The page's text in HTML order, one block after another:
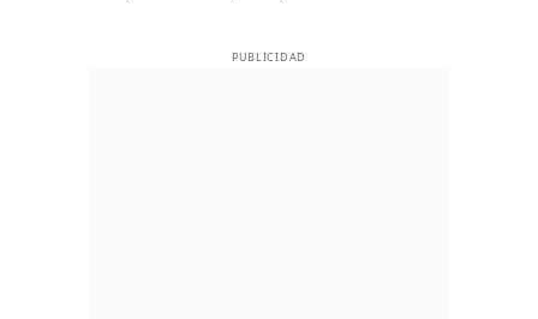
PUBLICIDAD